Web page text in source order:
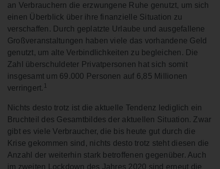
an Verbrauchern die erzwungene Ruhe genutzt, um sich
einen Überblick über ihre finanzielle Situation zu
verschaffen. Durch geplatzte Urlaube und ausgefallene
Großveranstaltungen haben viele das vorhandene Geld
genutzt, um alte Verbindlichkeiten zu begleichen. Die
Zahl überschuldeter Privatpersonen hat sich somit
insgesamt um 69.000 Personen auf 6,85 Millionen
verringert. 1
Nichts desto trotz ist die aktuelle Tendenz lediglich ein
Bruchteil des Gesamtbildes der aktuellen Situation. Zwar
gibt es viele Verbraucher, die bis heute gut durch die
Krise gekommen sind, nichts desto trotz steht diesen die
Anzahl der weiterhin stark betroffenen gegenüber. Auch
im zweiten Lockdown des Jahres 2020 sind erneut die